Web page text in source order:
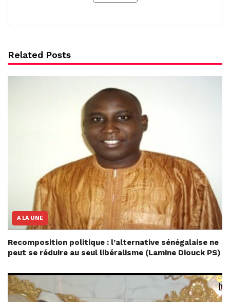
Related Posts
A LA UNE
Recomposition politique : l’alternative sénégalaise ne
peut se réduire au seul libéralisme (Lamine Diouck PS)